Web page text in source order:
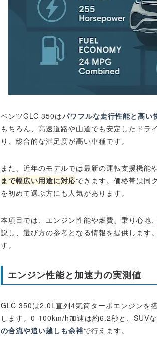
ベンツGLC 350はパワフルな走行性能と高い
もちろん、高速道路や山道でも安定したドラ
り、総合的な満足度が高い車種です。
また、近年のモデルでは最新の運転支援機能
まで幅広い用途に対応できます。価格帯は同
を初めて選ぶ方にも人気があります。
本項目では、エンジン性能や燃費、乗り心
説し、選び方の参考となる情報を提供します
す。
エンジン性能と加速力の実測値
GLC 350は2.0L直列4気筒ターボエンジンを
します。0-100km/h加速は約6.2秒と、SUV
の合流や追い越しも余裕で行えます。